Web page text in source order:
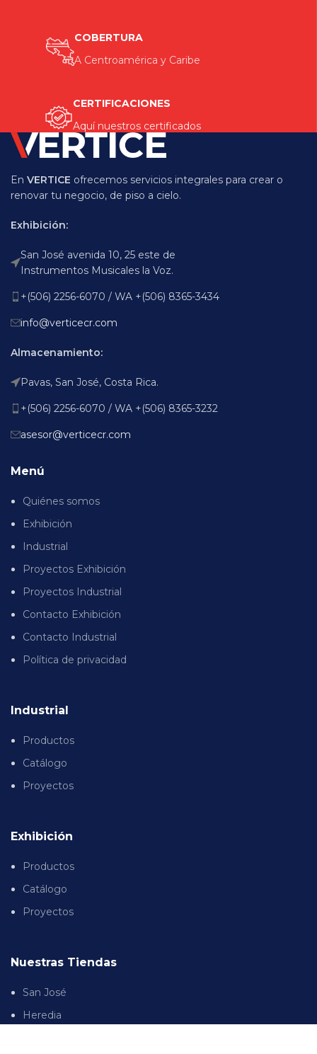
COBERTURA
A Centroamérica y Caribe
CERTIFICACIONES
Aquí nuestros certificados
En VERTICE ofrecemos servicios integrales para crear o
renovar tu negocio, de piso a cielo.
Exhibición:
San José avenida 10, 25 este de
Instrumentos Musicales la Voz.
+(506) 2256-6070 / WA +(506) 8365-3434
info@verticecr.com
Almacenamiento:
Pavas, San José, Costa Rica.
+(506) 2256-6070 / WA +(506) 8365-3232
asesor@verticecr.com
Menú
Quiénes somos
Exhibición
Industrial
Proyectos Exhibición
Proyectos Industrial
Contacto Exhibición
Contacto Industrial
Política de privacidad
Industrial
Productos
Catálogo
Proyectos
Exhibición
Productos
Catálogo
Proyectos
Nuestras Tiendas
San José
Heredia